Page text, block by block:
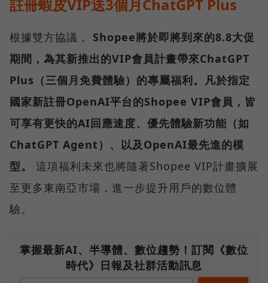
註冊蝦皮VIP送3個月ChatGPT Plus
根據雙方協議， Shopee將於即將到來的8.8大促
期間，為其新推出的VIP會員計畫帶來ChatGPT
Plus（三個月免費體驗）的專屬福利。凡於指定
國家新註冊OpenAI平台的Shopee VIP會員，皆
可享有更快的AI回應速度、優先體驗新功能（如
ChatGPT Agent）、以及OpenAI最先進的模
型。
這項福利未來也將隨著Shopee VIP計畫擴展
至更多東南亞市場，進一步提升用戶的數位體
驗。
掌握最新AI、半導體、數位趨勢！訂閱《數位
時代》日報及社群活動訊息